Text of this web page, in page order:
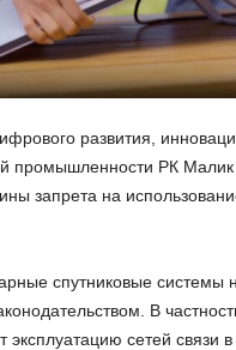
развития,
промышленности РК
запрета на
спутниковые системы
В
эксплуатацию сетей связи в